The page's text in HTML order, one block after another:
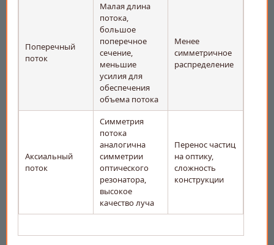
Поперечный
поток
Малая длина
потока,
большое
поперечное
сечение,
меньшие
усилия для
обеспечения
объема потока
Менее
симметричное
распределение
Аксиальный
поток
Симметрия
потока
аналогична
симметрии
оптического
резонатора,
высокое
качество луча
Перенос частиц
на оптику,
сложность
конструкции